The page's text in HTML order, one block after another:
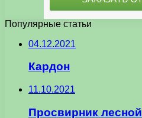
Популярные статьи
04.12.2021
Кардон
11.10.2021
Просвирник лесной